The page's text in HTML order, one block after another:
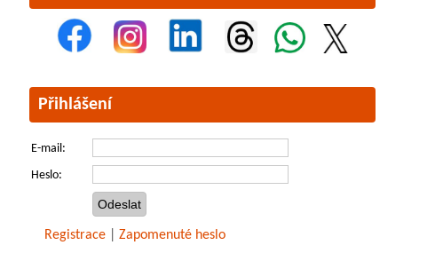
Přihlášení
E-mail:
Heslo:
Registrace Zapomenuté heslo